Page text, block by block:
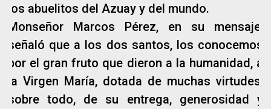
los abuelitos del Azuay y del mundo.
Monseñor Marcos Pérez, en su mensaje,
señaló que a los dos santos, los conocemos
por el gran fruto que dieron a la humanidad, a
la Virgen María, dotada de muchas virtudes,
sobre todo, de su entrega, generosidad y